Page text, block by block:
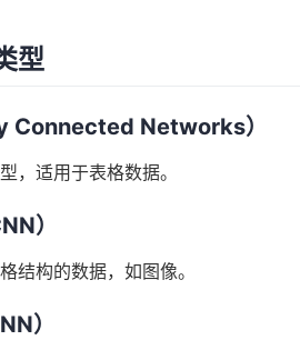
型
Connected Networks）
，适用于表格数据。
）
结构的数据，如图像。
）